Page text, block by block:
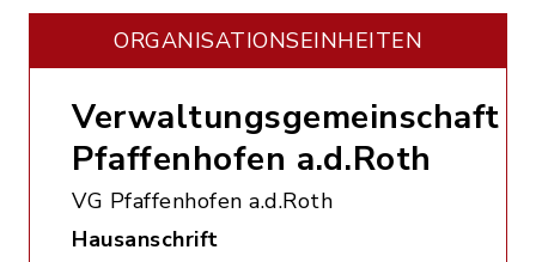
ORGANISATIONS­EINHEITEN
Verwaltungsgemeinschaft
Pfaffenhofen a.d.Roth
VG Pfaffenhofen a.d.Roth
Hausanschrift